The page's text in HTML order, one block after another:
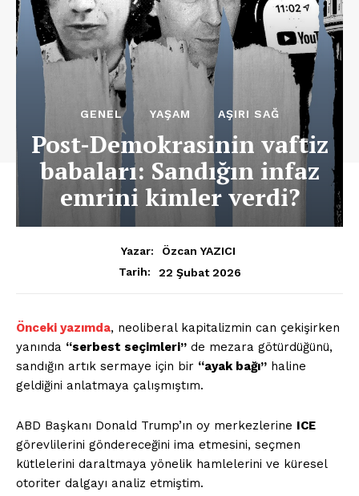
GENEL YAŞAM AŞIRI SAĞ
Post-Demokrasinin vaftiz
babaları: Sandığın infaz
emrini kimler verdi?
Yazar:
Özcan YAZICI
Tarih:
22 Şubat 2026
Önceki yazımda, neoliberal kapitalizmin can çekişirken
yanında “serbest seçimleri” de mezara götürdüğünü,
sandığın artık sermaye için bir “ayak bağı” haline
geldiğini anlatmaya çalışmıştım.
ABD Başkanı Donald Trump’ın oy merkezlerine ICE
görevlilerini göndereceğini ima etmesini, seçmen
kütlelerini daraltmaya yönelik hamlelerini ve küresel
otoriter dalgayı analiz etmiştim.